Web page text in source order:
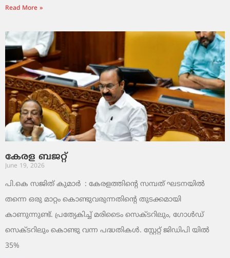
Read More »
കേരള ബജറ്റ്
June 19, 2026
പി.കെ സജിത് കുമാര്‍ : കേരളത്തിന്റെ സമ്പത് ഘടനയിൽ
തന്നെ ഒരു മാറ്റം കൊണ്ടുവരുന്നതിന്റെ തുടക്കമായി
കാണുന്നുണ്ട്. പ്രത്യേകിച്ച് മരിടൈം സെക്ടറിലും, ഗോൾഡ്
സെക്ടറിലും കൊണ്ടു വന്ന പദ്ധതികൾ. സ്റ്റേറ്റ് ജിഡിപി യിൽ
35%